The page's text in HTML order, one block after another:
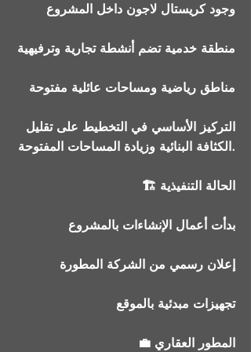
وجود كريستال لاجون داخل المشروع
منطقة خدمية تضم أنشطة تجارية وترفيهية
مناطق رياضية ومساحات عائلية مفتوحة
التركيز الأساسي في التخطيط على تقليل
الكثافة البنائية وزيادة المساحات المفتوحة.
🏗 الحالة التنفيذية
بدأت أعمال الإنشاءات بالمشروع
إعلان رسمي من الشركة المطورة
تجهيزات مبدئية بالموقع
💼 المطور العقاري